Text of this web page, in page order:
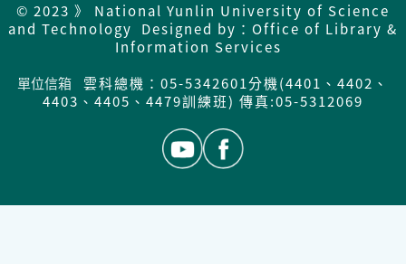
© 2023 》 National Yunlin University of Science
and Technology Designed by：Office of Library &
Information Services
單位信箱
雲科總機：05-5342601分機(4401、4402、
4403、4405、4479訓練班) 傳真:05-5312069